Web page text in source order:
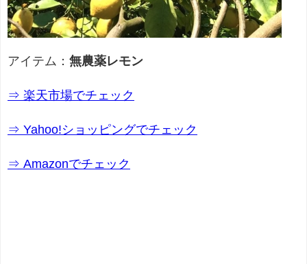
アイテム： 無農薬レモン
⇒ 楽天市場でチェック
⇒ Yahoo!ショッピングでチェック
⇒ Amazonでチェック